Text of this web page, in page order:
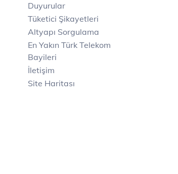
Duyurular
Tüketici Şikayetleri
Altyapı Sorgulama
En Yakın Türk Telekom
Bayileri
İletişim
Site Haritası